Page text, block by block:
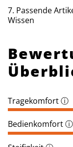
Passende
Wissen
Tragekomfortⓘ
Bedienkomfortⓘ